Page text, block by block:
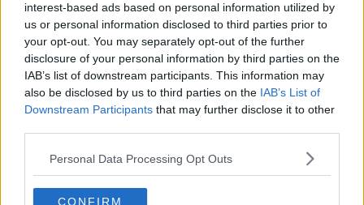
interest-based ads based on personal information utilized by
us or personal information disclosed to third parties prior to
your opt-out. You may separately opt-out of the further
disclosure of your personal information by third parties on the
IAB’s list of downstream participants. This information may
also be disclosed by us to third parties on the IAB’s List of
Downstream Participants that may further disclose it to other
Personal Data Processing Opt Outs
CONFIRM
Salvatore Calleri
Se vuoi leggere le notizie principali della Toscana iscriviti alla
Newsletter QUInews - ToscanaMedia.Arriva gratis tutti i giorni
alle 20:00 direttamente nella tua casella di posta.
Basta cliccareQUI
Ti potrebbe interessare anche: